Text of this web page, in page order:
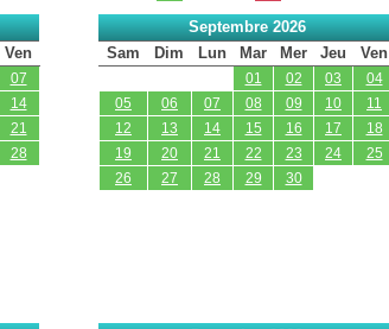
Ven
07
14
21
28
Septembre 2026
Sam
Dim Lun Mar Mer Jeu Ven
01 02 03
04
05
06 07 08 09 10
11
12
13 14 15 16 17
18
19
20 21 22 23 24
25
26
27 28 29 30